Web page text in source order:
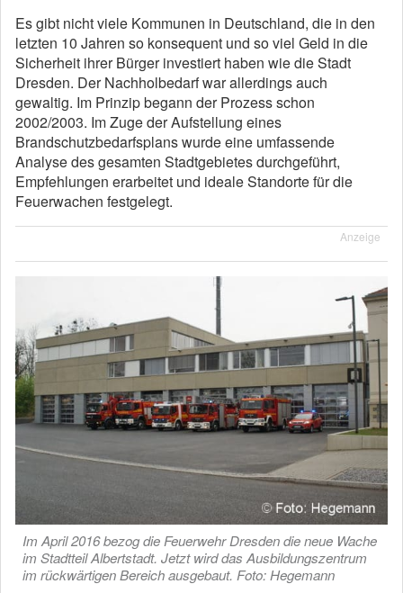
Es gibt nicht viele Kommunen in Deutschland, die in den
letzten 10 Jahren so konsequent und so viel Geld in die
Sicherheit ihrer Bürger investiert haben wie die Stadt
Dresden. Der Nachholbedarf war allerdings auch
gewaltig. Im Prinzip begann der Prozess schon
2002/2003. Im Zuge der Aufstellung eines
Brandschutzbedarfsplans wurde eine umfassende
Analyse des gesamten Stadtgebietes durchgeführt,
Empfehlungen erarbeitet und ideale Standorte für die
Feuerwachen festgelegt.
Anzeige
Im April 2016 bezog die Feuerwehr Dresden die neue Wache
im Stadtteil Albertstadt. Jetzt wird das Ausbildungszentrum
im rückwärtigen Bereich ausgebaut. Foto: Hegemann